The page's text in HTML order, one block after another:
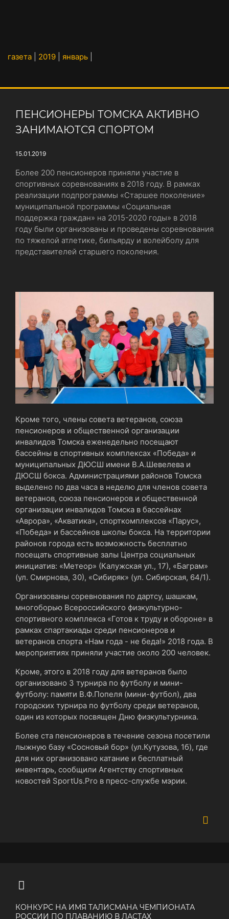
газета 2019 январь
ПЕНСИОНЕРЫ ТОМСКА АКТИВНО
ЗАНИМАЮТСЯ СПОРТОМ
15.01.2019
Более 200 пенсионеров приняли участие в
спортивных соревнованиях в 2018 году. В рамках
реализации подпрограммы «Старшее поколение»
муниципальной программы «Социальная
поддержка граждан» на 2015-2020 годы» в 2018
году были организованы и проведены соревнования
по тяжелой атлетике, бильярду и волейболу для
представителей старшего поколения.
Кроме того, члены совета ветеранов, союза
пенсионеров и общественной организации
инвалидов Томска еженедельно посещают
бассейны в спортивных комплексах «Победа» и
муниципальных ДЮСШ имени В.А.Шевелева и
ДЮСШ бокса. Администрациями районов Томска
выделено по два часа в неделю для членов совета
ветеранов, союза пенсионеров и общественной
организации инвалидов Томска в бассейнах
«Аврора», «Акватика», спорткомплексов «Парус»,
«Победа» и бассейнов школы бокса. На территории
районов города есть возможность бесплатно
посещать спортивные залы Центра социальных
инициатив: «Метеор» (Калужская ул., 17), «Баграм»
(ул. Смирнова, 30), «Сибиряк» (ул. Сибирская, 64/1).
Организованы соревнования по дартсу, шашкам,
многоборью Всероссийского физкультурно-
спортивного комплекса «Готов к труду и обороне» в
рамках спартакиады среди пенсионеров и
ветеранов спорта «Нам года - не беда!» 2018 года. В
мероприятиях приняли участие около 200 человек.
Кроме, этого в 2018 году для ветеранов было
организовано 3 турнира по футболу и мини-
футболу: памяти В.Ф.Попеля (мини-футбол), два
городских турнира по футболу среди ветеранов,
один из которых посвящен Дню физкультурника.
Более ста пенсионеров в течение сезона посетили
лыжную базу «Сосновый бор» (ул.Кутузова, 1б), где
для них организовано катание и бесплатный
инвентарь, сообщили Агентству спортивных
новостей SportUs.Pro в пресс-службе мэрии.
КОНКУРС НА ИМЯ ТАЛИСМАНА ЧЕМПИОНАТА
РОССИИ ПО ПЛАВАНИЮ В ЛАСТАХ